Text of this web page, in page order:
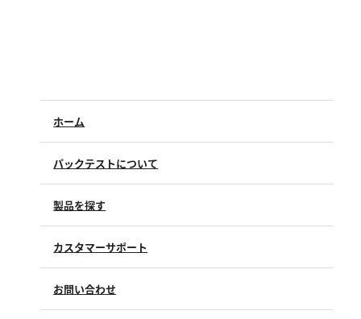
ホーム
パックテストについて
製品を探す
カスタマーサポート
お問い合わせ
全窒素
りん
りん酸
全りん
その他
塩化物